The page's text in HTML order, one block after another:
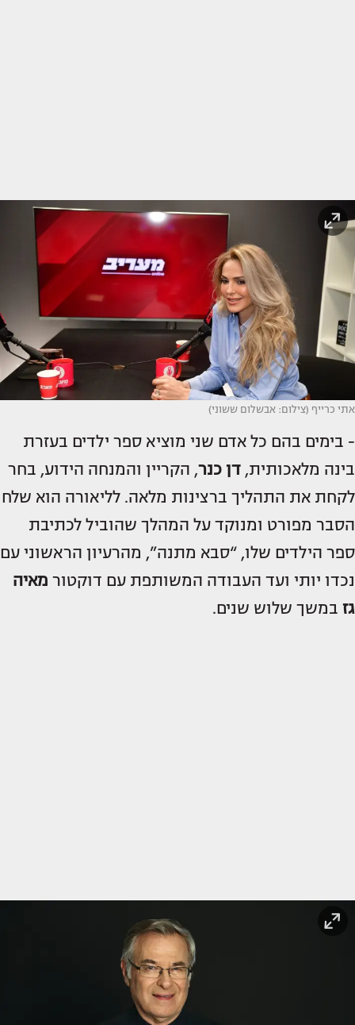
אתי כרייף (צילום: אבשלום ששוני)
- בימים בהם כל אדם שני מוציא ספר ילדים בעזרת
בינה מלאכותית, דן כנר, הקריין והמנחה הידוע, בחר
לקחת את התהליך ברצינות מלאה. לליאורה הוא שלח
הסבר מפורט ומנוקד על המהלך שהוביל לכתיבת
ספר הילדים שלו, “סבא מתנה”, מהרעיון הראשוני עם
נכדו יותי ועד העבודה המשותפת עם דוקטור מאיה
גז במשך שלוש שנים.